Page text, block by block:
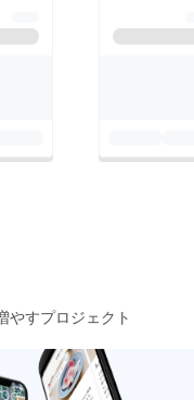
やすプロジェクト